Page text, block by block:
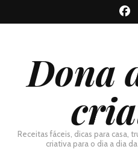
Dona
Receitas fáceis, dicas para casa,
criativa para o dia a dia